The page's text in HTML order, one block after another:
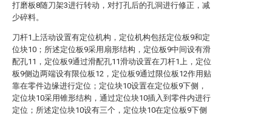
打磨板8随刀架3进行转动，对打孔后的孔洞进行修正，减
少碎料。
刀杆1上活动设置有定位机构，定位机构包括定位板9和定
位块10；所述定位板9采用扇形结构，定位板9中间设有滑
配孔11，定位板9通过滑配孔11滑动设置在刀杆1上，定位
板9侧边两端设有限位板12，定位板9通过限位板12作用贴
靠在零件边缘进行定位；定位块10设置在定位板9下侧，
定位块10采用锥形结构，通过定位块10插入到零件内进行
定位；所述定位块10设有三个，定位块10在定位板9下侧